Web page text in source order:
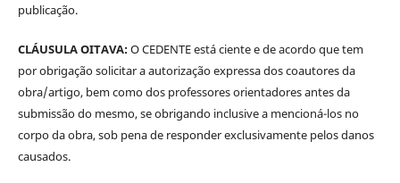
publicação.
CLÁUSULA OITAVA:O CEDENTE está ciente e de acordo que tem
por obrigação solicitar a autorização expressa dos coautores da
obra/artigo, bem como dos professores orientadores antes da
submissão do mesmo, se obrigando inclusive a mencioná-los no
corpo da obra, sob pena de responder exclusivamente pelos danos
causados.